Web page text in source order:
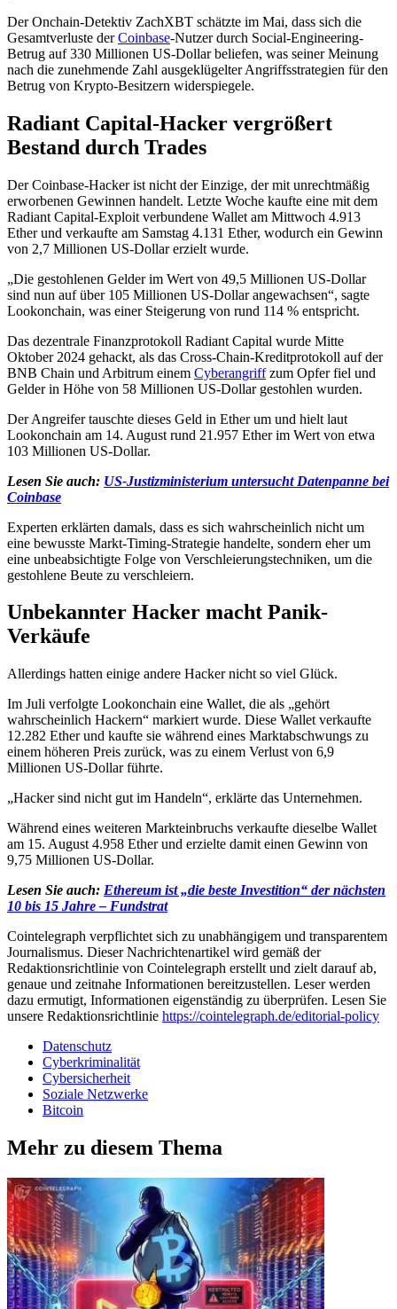
Der Onchain-Detektiv ZachXBT schätzte im Mai, dass sich die
Gesamtverluste derCoinbase-Nutzer durch Social-Engineering-
Betrug auf 330 Millionen US-Dollar beliefen, was seiner Meinung
nach die zunehmende Zahl ausgeklügelter Angriffsstrategien für den
Betrug von Krypto-Besitzern widerspiegele.
Radiant Capital-Hacker vergrößert
Bestand durch Trades
Der Coinbase-Hacker ist nicht der Einzige, der mit unrechtmäßig
erworbenen Gewinnen handelt. Letzte Woche kaufte eine mit dem
Radiant Capital-Exploit verbundene Wallet am Mittwoch 4.913
Ether und verkaufte am Samstag 4.131 Ether, wodurch ein Gewinn
von 2,7 Millionen US-Dollar erzielt wurde.
„Die gestohlenen Gelder im Wert von 49,5 Millionen US-Dollar
sind nun auf über 105 Millionen US-Dollar angewachsen“, sagte
Lookonchain, was einer Steigerung von rund 114 % entspricht.
Das dezentrale Finanzprotokoll Radiant Capital wurde Mitte
Oktober 2024 gehackt, als das Cross-Chain-Kreditprotokoll auf der
BNB Chain und Arbitrum einem Cyberangriffzum Opfer fiel und
Gelder in Höhe von 58 Millionen US-Dollar gestohlen wurden.
Der Angreifer tauschte dieses Geld in Ether um und hielt laut
Lookonchain am 14. August rund 21.957 Ether im Wert von etwa
103 Millionen US-Dollar.
Lesen Sie auch: US-Justizministerium untersucht Datenpanne bei
Coinbase
Experten erklärten damals, dass es sich wahrscheinlich nicht um
eine bewusste Markt-Timing-Strategie handelte, sondern eher um
eine unbeabsichtigte Folge von Verschleierungstechniken, um die
gestohlene Beute zu verschleiern.
Unbekannter Hacker macht Panik-
Verkäufe
Allerdings hatten einige andere Hacker nicht so viel Glück.
Im Juli verfolgte Lookonchain eine Wallet, die als „gehört
wahrscheinlich Hackern“ markiert wurde. Diese Wallet verkaufte
12.282 Ether und kaufte sie während eines Marktabschwungs zu
einem höheren Preis zurück, was zu einem Verlust von 6,9
Millionen US-Dollar führte.
„Hacker sind nicht gut im Handeln“, erklärte das Unternehmen.
Während eines weiteren Markteinbruchs verkaufte dieselbe Wallet
am 15. August 4.958 Ether und erzielte damit einen Gewinn von
9,75 Millionen US-Dollar.
Lesen Sie auch: Ethereum ist „die beste Investition“ der nächsten
10 bis 15 Jahre – Fundstrat
Cointelegraph verpflichtet sich zu unabhängigem und transparentem
Journalismus. Dieser Nachrichtenartikel wird gemäß der
Redaktionsrichtlinie von Cointelegraph erstellt und zielt darauf ab,
genaue und zeitnahe Informationen bereitzustellen. Leser werden
dazu ermutigt, Informationen eigenständig zu überprüfen. Lesen Sie
unsere Redaktionsrichtlinie https://cointelegraph.de/editorial-policy
Datenschutz
Cyberkriminalität
Cybersicherheit
Soziale Netzwerke
Bitcoin
Mehr zu diesem Thema